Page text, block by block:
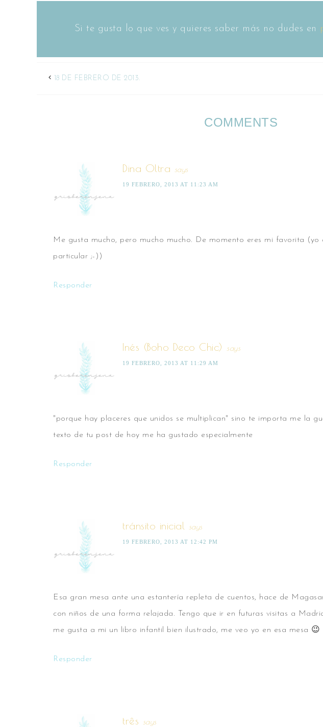
Si te gusta lo que ves y quieres saber más no dudes en
18 DE FEBRERO DE 2013.
COMMENTS
Dina Oltra says
19 FEBRERO, 2013 AT 11:23 AM
Me gusta mucho, pero mucho mucho. De momento eres mi favorita (yo
particular ;-))
Responder
Inés (Boho Deco Chic) says
19 FEBRERO, 2013 AT 11:29 AM
"porque hay placeres que unidos se multiplican" sino te importa me la
texto de tu post de hoy me ha gustado especialmente
Responder
tránsito inicial says
19 FEBRERO, 2013 AT 12:42 PM
Esa gran mesa ante una estantería repleta de cuentos, hace de
con niños de una forma relajada. Tengo que ir en futuras visitas a
me gusta a mi un libro infantil bien ilustrado, me veo yo en esa mesa 😉
Responder
três says